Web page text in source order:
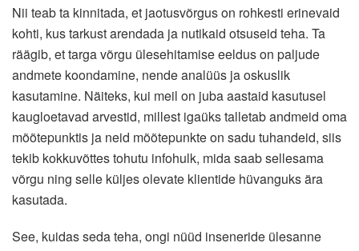
Nii teab ta kinnitada, et jaotusvõrgus on rohkesti erinevaid
kohti, kus tarkust arendada ja nutikaid otsuseid teha. Ta
räägib, et targa võrgu ülesehitamise eeldus on paljude
andmete koondamine, nende analüüs ja oskuslik
kasutamine. Näiteks, kui meil on juba aastaid kasutusel
kaugloetavad arvestid, millest igaüks talletab andmeid oma
mõõtepunktis ja neid mõõtepunkte on sadu tuhandeid, siis
tekib kokkuvõttes tohutu infohulk, mida saab sellesama
võrgu ning selle küljes olevate klientide hüvanguks ära
kasutada.
See, kuidas seda teha, ongi nüüd inseneride ülesanne